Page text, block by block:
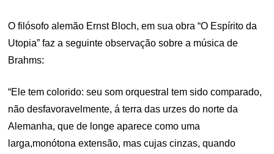
O filósofo alemão Ernst Bloch, em sua obra “O Espírito da
Utopia” faz a seguinte observação sobre a música de
Brahms:
“Ele tem colorido: seu som orquestral tem sido comparado,
não desfavoravelmente, á terra das urzes do norte da
Alemanha, que de longe aparece como uma
larga,monótona extensão, mas cujas cinzas, quando